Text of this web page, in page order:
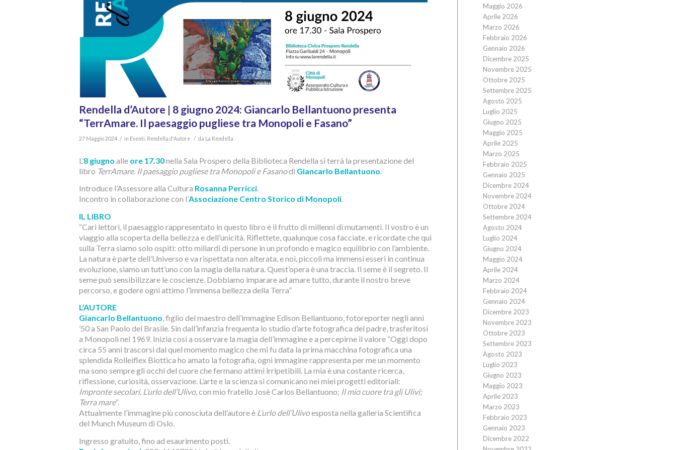
Rendella d’Autore | 8 giugno 2024: Giancarlo Bellantuono presenta
“TerrAmare. Il paesaggio pugliese tra Monopoli e Fasano”
27 Maggio 2024 / in Eventi Rendella d'Autore / da La Rendella
L’8 giugno alle ore 17.30nella Sala Prospero della Biblioteca Rendella si terrà la presentazione del
libro TerrAmare. Il paesaggio pugliese tra Monopoli e Fasanodi Giancarlo Bellantuono
Introduce l’Assessore alla Cultura Rosanna Perricci.
Incontro in collaborazione con l’Associazione Centro Storico di Monopoli.
IL LIBRO
“Cari lettori, il paesaggio rappresentato in questo libro è il frutto di millenni di mutamenti. Il vostro è un
viaggio alla scoperta della bellezza e dell’unicità. Riflettete, qualunque cosa facciate, e ricordate che qui
sulla Terra siamo solo ospiti: otto miliardi di persone in un profondo e magico equilibrio con l’ambiente.
La natura è parte dell’Universo e va rispettata non alterata, e noi, piccoli ma immensi esseri in continua
evoluzione, siamo un tutt’uno con la magia della natura. Quest’opera è una traccia. Il seme è il segreto. Il
seme può sensibilizzare le coscienze. Dobbiamo imparare ad amare tutto, durante il nostro breve
percorso, e godere ogni attimo l’immensa bellezza della Terra”
L’AUTORE
Giancarlo Bellantuono, figlio del maestro dell’immagine Edison Bellantuono, fotoreporter negli anni
’50 a San Paolo del Brasile. Sin dall’infanzia frequenta lo studio d’arte fotografica del padre, trasferitosi
a Monopoli nel 1969. Inizia cosi a osservare la magia dell’immagine e a percepirne il valore “Oggi dopo
circa 55 anni trascorsi dal quel momento magico che mi fu data la prima macchina fotografica una
splendida Rolleiflex Biottica ho amato la fotografia, ogni immagine rappresenta per me un momento
ma sono sempre gli occhi del cuore che fermano attimi irripetibili. La mia è una costante ricerca,
riflessione, curiosità, osservazione. L’arte e la scienza si comunicano nei miei progetti editoriali:
Impronte secolari. L’urlo dell’Ulivo, con mio fratello Josè Carlos Bellantuono; Il mio cuore tra gli Ulivi;
Terra mare“.
Attualmente l’immagine più conosciuta dell’autore è L’urlo dell’Ulivoesposta nella galleria Scientifica
del Munch Museum di Oslo.
Ingresso gratuito, fino ad esaurimento posti.
Maggio 2026
Aprile 2026
Marzo 2026
Febbraio 2026
Gennaio 2026
Dicembre 2025
Novembre 2025
Ottobre 2025
Settembre 2025
Agosto 2025
Luglio 2025
Giugno 2025
Maggio 2025
Aprile 2025
Marzo 2025
Febbraio 2025
Gennaio 2025
Dicembre 2024
Novembre 2024
Ottobre 2024
Settembre 2024
Agosto 2024
Luglio 2024
Giugno 2024
Maggio 2024
Aprile 2024
Marzo 2024
Febbraio 2024
Gennaio 2024
Dicembre 2023
Novembre 2023
Ottobre 2023
Settembre 2023
Agosto 2023
Luglio 2023
Giugno 2023
Maggio 2023
Aprile 2023
Marzo 2023
Febbraio 2023
Gennaio 2023
Dicembre 2022